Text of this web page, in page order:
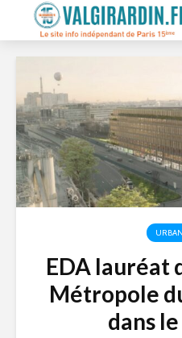
EDA lauréat
Métropole
dans